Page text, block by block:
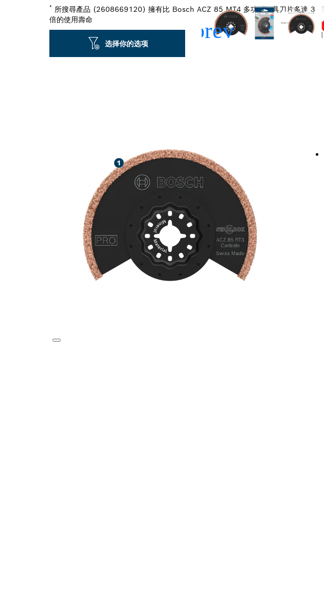
* 所搜尋產品 (2608669120) 擁有比 Bosch ACZ 85 MT4 多功能工具刀片多達 3
倍的使用壽命
选择你的选项